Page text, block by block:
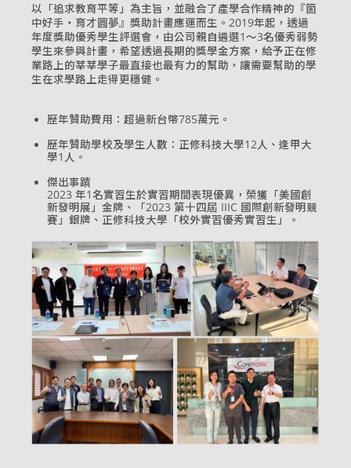
以「追求教育平等」為主旨，並融合了產學合作精神的『箇
中好手‧育才圓夢』獎助計畫應運而生。2019年起，透過
年度獎助優秀學生評選會，由公司親自遴選1～3名優秀弱勢
學生來參與計畫，希望透過長期的獎學金方案，給予正在修
業路上的莘莘學子最直接也最有力的幫助，讓需要幫助的學
生在求學路上走得更穩健。
歷年贊助費用：超過新台幣785萬元。
歷年贊助學校及學生人數：正修科技大學12人、逢甲大
學1人。
傑出事蹟
2023 年1名實習生於實習期間表現優異，榮獲「美國創
新發明展」金牌、「2023 第十四屆 IIIC 國際創新發明競
賽」銀牌、正修科技大學「校外實習優秀實習生」。